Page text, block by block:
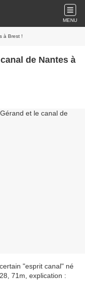
MENU
à Brest !
de Nantes à
"esprit canal" né
71m, explication :